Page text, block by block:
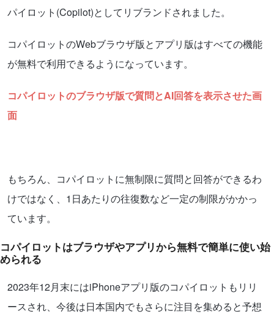
パイロット(Copilot)としてリブランドされました。
コパイロットのWebブラウザ版とアプリ版はすべての機能
が無料で利用できるようになっています。
コパイロットのブラウザ版で質問とAI回答を表示させた画
面
もちろん、コパイロットに無制限に質問と回答ができるわ
けではなく、1日あたりの往復数など一定の制限がかかっ
ています。
コパイロットはブラウザやアプリから無料で簡単に使い始
められる
2023年12月末にはiPhoneアプリ版のコパイロットもリリ
ースされ、今後は日本国内でもさらに注目を集めると予想